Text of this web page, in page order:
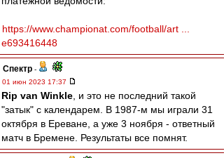
https://www.championat.com/football/art ...
e693416448
Спектр -
01 июн 2023 17:37
Rip van Winkle , и это не последний такой
"затык" с календарем. В 1987-м мы играли 31
октября в Ереване, а уже 3 ноября - ответный
матч в Бремене. Результаты все помнят.